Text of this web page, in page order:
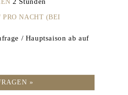
PRO NACHT (BEI
/ Hauptsaison ab auf
»